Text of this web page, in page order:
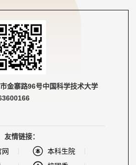
金寨路96号中国科学技术大学
友情链接：
本科生院